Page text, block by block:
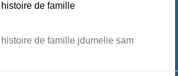
de famille
de famille jdumelie sam